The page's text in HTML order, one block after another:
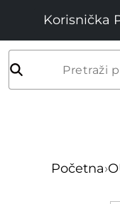
Korisnička
Pretraži
Početna›